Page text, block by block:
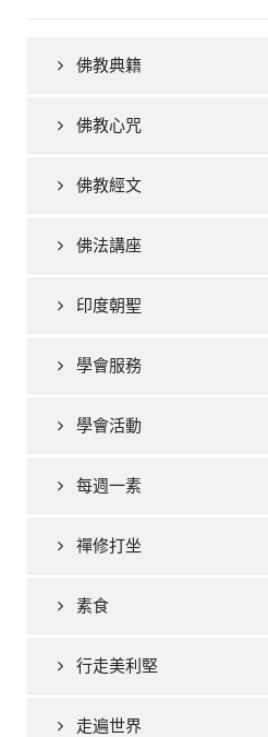
佛教典籍
佛教心咒
佛教經文
佛法講座
印度朝聖
學會服務
學會活動
每週一素
禪修打坐
素食
行走美利堅
走遍世界